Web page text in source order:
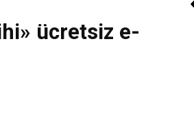
ücretsiz e-